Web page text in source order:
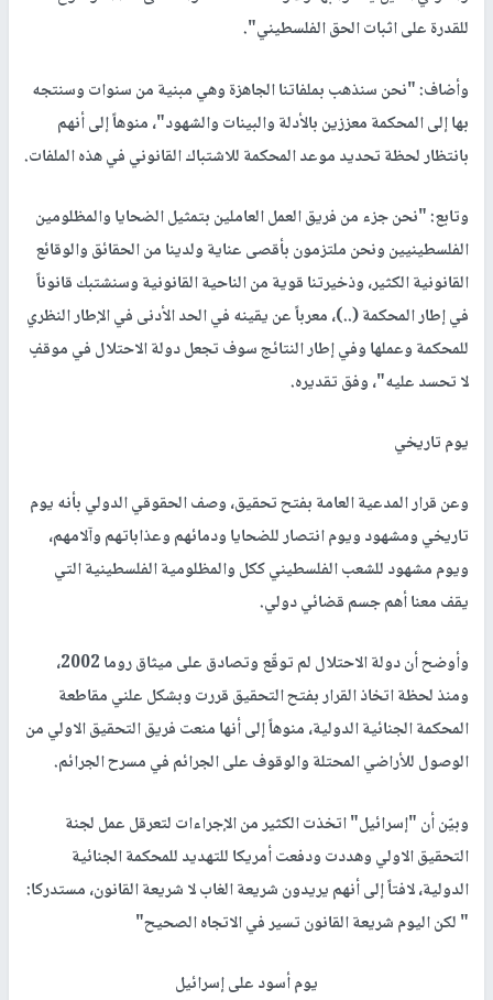
للقدرة على اثبات الحق الفلسطيني".
وأضاف: "نحن سنذهب بملفاتنا الجاهزة وهي مبنية من سنوات وسنتجه
بها إلى المحكمة معززين بالأدلة والبينات والشهود"، منوهاً إلى أنهم
بانتظار لحظة تحديد موعد المحكمة للاشتباك القانوني في هذه الملفات.
وتابع: "نحن جزء من فريق العمل العاملين بتمثيل الضحايا والمظلومين
الفلسطينيين ونحن ملتزمون بأقصى عناية ولدينا من الحقائق والوقائع
القانونية الكثير، وذخيرتنا قوية من الناحية القانونية وسنشتبك قانوناً
في إطار المحكمة (..)، معرباً عن يقينه في الحد الأدنى في الإطار النظري
للمحكمة وعملها وفي إطار النتائج سوف تجعل دولة الاحتلال في موقفٍ
لا تحسد عليه"، وفق تقديره.
يوم تاريخي
وعن قرار المدعية العامة بفتح تحقيق، وصف الحقوقي الدولي بأنه يوم
تاريخي ومشهود ويوم انتصار للضحايا ودمائهم وعذاباتهم وآلامهم،
ويوم مشهود للشعب الفلسطيني ككل والمظلومية الفلسطينية التي
يقف معنا أهم جسم قضائي دولي.
وأوضح أن دولة الاحتلال لم توقّع وتصادق على ميثاق روما 2002،
ومنذ لحظة اتخاذ القرار بفتح التحقيق قررت وبشكل علني مقاطعة
المحكمة الجنائية الدولية، منوهاً إلى أنها منعت فريق التحقيق الاولي من
الوصول للأراضي المحتلة والوقوف على الجرائم في مسرح الجرائم.
وبيّن أن "إسرائيل" اتخذت الكثير من الإجراءات لتعرقل عمل لجنة
التحقيق الاولي وهددت ودفعت أمريكا للتهديد للمحكمة الجنائية
الدولية، لافتاً إلى أنهم يريدون شريعة الغاب لا شريعة القانون، مستدركا:
" لكن اليوم شريعة القانون تسير في الاتجاه الصحيح"
يوم أسود على إسرائيل